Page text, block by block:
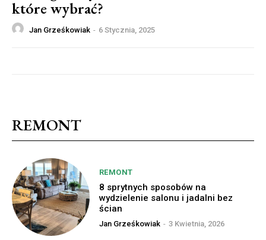
które wybrać?
Jan Grześkowiak - 6 Stycznia, 2025
REMONT
REMONT
8 sprytnych sposobów na
wydzielenie salonu i jadalni bez
ścian
Jan Grześkowiak - 3 Kwietnia, 2026